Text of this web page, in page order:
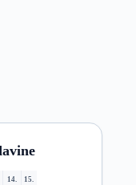
14. 15.